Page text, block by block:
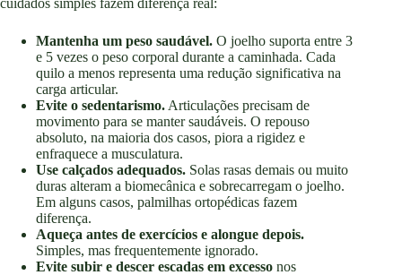
cuidados simples fazem diferença real:
Mantenha um peso saudável. O joelho suporta entre 3
e 5 vezes o peso corporal durante a caminhada. Cada
quilo a menos representa uma redução significativa na
carga articular.
Evite o sedentarismo. Articulações precisam de
movimento para se manter saudáveis. O repouso
absoluto, na maioria dos casos, piora a rigidez e
enfraquece a musculatura.
Use calçados adequados. Solas rasas demais ou muito
duras alteram a biomecânica e sobrecarregam o joelho.
Em alguns casos, palmilhas ortopédicas fazem
diferença.
Aqueça antes de exercícios e alongue depois.
Simples, mas frequentemente ignorado.
Evite subir e descer escadas em excesso nos